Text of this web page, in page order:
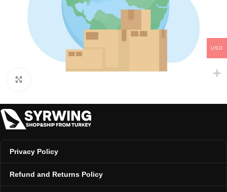
Privacy Policy
Refund and Returns Policy
USD